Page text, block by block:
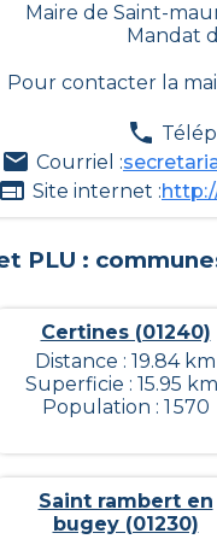
Maire de Saint-
Mandat
Pour contacter la
Courriel :
Site internet :
PLU :
Certines (01240)
Distance : 19.84 km
Superficie : 15.95
Population : 1 570
Saint rambert en
bugey (01230)